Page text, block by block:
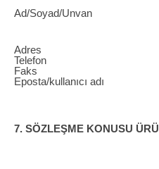
Ad/Soyad/Unvan
Adres
Telefon
Faks
Eposta/kullanıcı adı
7. SÖZLEŞME KONUSU